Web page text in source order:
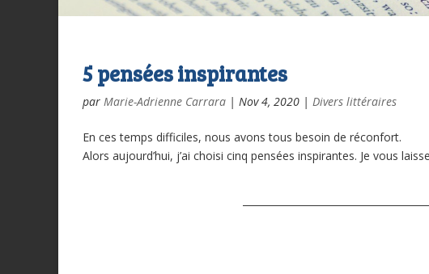
5 pensées inspirantes
par Marie-Adrienne Carrara | Nov 4, 2020 | Divers littéraires
En ces temps difficiles, nous avons tous besoin de réconfort.
Alors aujourd’hui, j’ai choisi cinq pensées inspirantes. Je vous